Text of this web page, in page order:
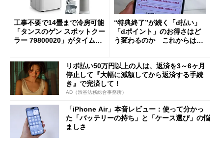
工事不要で14畳まで冷房可能
「タンスのゲン スポットクー
ラー 79800020」がタイムセ
“特典終了”が続く「d払い」
「dポイント」のお得さはど
う変わるのか これからは
リボ払い50万円以上の人は、返済を3～6ヶ月
停止して『大幅に減額してから返済する手続
き』で完済して！
AD（渋谷法務総合事務所）
「iPhone Air」本音レビュー：使って分かっ
た「バッテリーの持ち」と「ケース選び」の悩
ましさ